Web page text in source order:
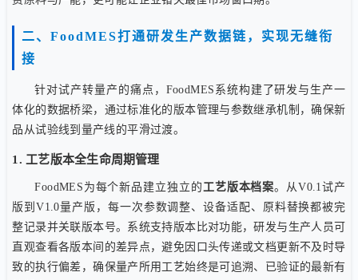
二、FoodMES打通研发生产数据链，实现无缝衔
接
针对试产转量产的痛点，FoodMES系统构建了研发与生产一
体化的数据桥梁，通过标准化的版本管理与参数继承机制，确保新
品从试验线到量产线的平滑过渡。
1. 工艺版本全生命周期管理
FoodMES为每个新品建立独立的工艺版本档案。从V0.1试产
版到V1.0量产版，每一次参数调整、设备适配、原料替换都被完
整记录并关联版本号。系统支持版本比对功能，研发与生产人员可
直观查看各版本间的差异点，避免因口头传递或文档更新不及时导
致的执行偏差，确保量产所用工艺始终是可追溯、已验证的最新有